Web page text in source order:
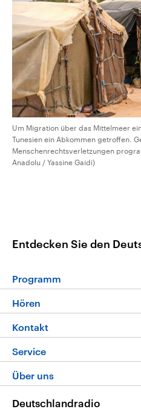
Um Migration über das Mittelmeer
Tunesien ein Abkommen getroffen.
Menschenrechtsverletzungen
Anadolu / Yassine Gaidi)
Entdecken Sie den
Programm
Programm
Die Nachrichten
Nachrichtenleicht
Neue Beiträge auf
Hören
Livestream
Podcasts
Deutschlandfunk App
Nachrichten App
Kontakt
Hörerservice
Service
FAQ
Über uns
Deutschlandradio